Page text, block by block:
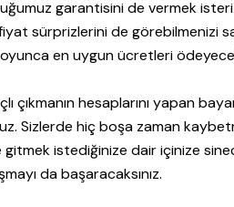
garantisini de vermek
fiyat sürprizlerini de
en uygun ücretleri
çıkmanın hesaplarını yapan
Sizlerde hiç boşa zaman
istediğinize dair içinize
da başaracaksınız.